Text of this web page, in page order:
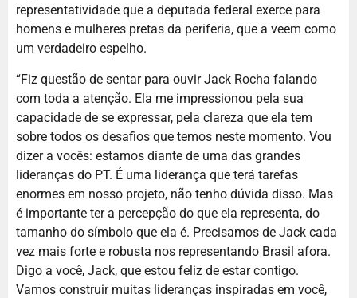
representatividade que a deputada federal exerce para
homens e mulheres pretas da periferia, que a veem como
um verdadeiro espelho.
“Fiz questão de sentar para ouvir Jack Rocha falando
com toda a atenção. Ela me impressionou pela sua
capacidade de se expressar, pela clareza que ela tem
sobre todos os desafios que temos neste momento. Vou
dizer a vocês: estamos diante de uma das grandes
lideranças do PT. É uma liderança que terá tarefas
enormes em nosso projeto, não tenho dúvida disso. Mas
é importante ter a percepção do que ela representa, do
tamanho do símbolo que ela é. Precisamos de Jack cada
vez mais forte e robusta nos representando Brasil afora.
Digo a você, Jack, que estou feliz de estar contigo.
Vamos construir muitas lideranças inspiradas em você,